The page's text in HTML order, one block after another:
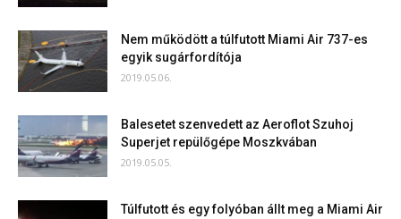
Nem működött a túlfutott Miami Air 737-es
egyik sugárfordítója
2019.05.06.
Balesetet szenvedett az Aeroflot Szuhoj
Superjet repülőgépe Moszkvában
2019.05.05.
Túlfutott és egy folyóban állt meg a Miami Air